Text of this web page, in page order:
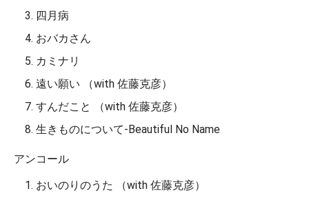
四月病
おバカさん
カミナリ
遠い願い （with 佐藤克彦）
すんだこと （with 佐藤克彦）
生きものについて-Beautiful No Name
アンコール
おいのりのうた （with 佐藤克彦）